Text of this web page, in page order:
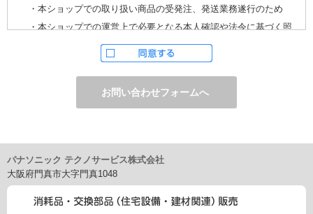
・本ショップでの取り扱い商品の受発注、発送業務遂行のため
・本ショップでの運営上で必要となる本人確認や法令に基づく照
ただし、お申し込みフォーム上でご希望の方のみに、下記サービ
・電子メール、ダイレクトメールなどによる情報のご提供
（1）ご提供情報の分野
・住宅関連設備・建材、家電製品、住まいづくり(新築・リフォー
車載関連商品など
（2）ご提供情報の概要
・商品、サービスに関するご提案
・商品サポート、メンテナンスに関するご提案
・キャンペーン、フェアー、イベントに関する情報ご提供
・アンケート、商品モニターに関する情報ご提供など
パナソニック テクノサービス株式会社
大阪府門真市大字門真1048